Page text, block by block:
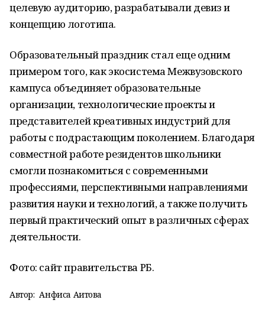
целевую аудиторию, разрабатывали девиз и
концепцию логотипа.
Образовательный праздник стал еще одним
примером того, как экосистема Межвузовского
кампуса объединяет образовательные
организации, технологические проекты и
представителей креативных индустрий для
работы с подрастающим поколением. Благодаря
совместной работе резидентов школьники
смогли познакомиться с современными
профессиями, перспективными направлениями
развития науки и технологий, а также получить
первый практический опыт в различных сферах
деятельности.
Фото: сайт правительства РБ.
Автор: Анфиса Аитова